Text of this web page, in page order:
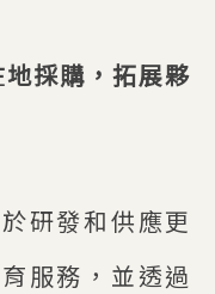
採購，拓展夥
研發和供應更
服務，並透過